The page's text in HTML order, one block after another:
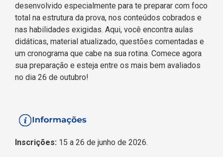
desenvolvido especialmente para te preparar com foco
total na estrutura da prova, nos conteúdos cobrados e
nas habilidades exigidas. Aqui, você encontra aulas
didáticas, material atualizado, questões comentadas e
um cronograma que cabe na sua rotina. Comece agora
sua preparação e esteja entre os mais bem avaliados
no dia 26 de outubro!
Inscrições: 15 a 26 de junho de 2026.